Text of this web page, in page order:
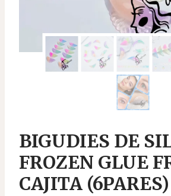
BIGUDIES DE
FROZEN GLUE
CAJITA